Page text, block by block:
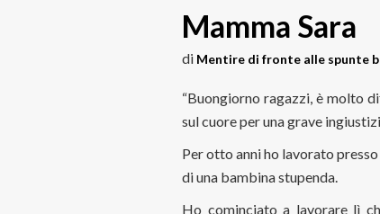
Mamma Sara
di Mentire di fronte alle spunte
“Buongiorno ragazzi, è molto
sul cuore per una grave
Per otto anni ho lavorato
di una bambina stupenda.
Ho cominciato a lavorare lì